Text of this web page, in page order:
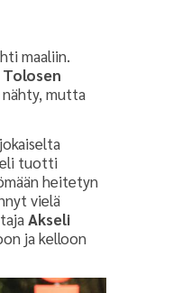
maaliin.
Tolosen
nähty, mutta
tuotti
heitetyn
vielä
Akseli
ja kelloon